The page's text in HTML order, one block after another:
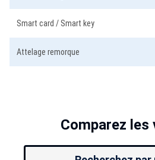
Smart card / Smart key
Attelage remorque
Comparez les